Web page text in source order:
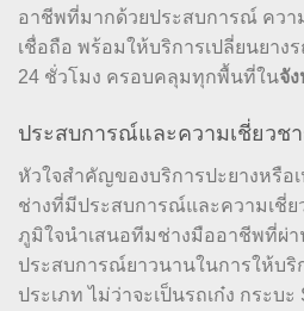
อาชีพที่มากด้วยประสบการณ์ ควา
เชื่อถือ พร้อมให้บริการเปลี่ยนยา
24 ชั่วโมง ครอบคลุมทุกพื้นที่ในจั
ประสบการณ์และความเชี่ยวช
หัวใจสำคัญของบริการปะยางหรือ
ช่างที่มีประสบการณ์และความเชี่ย
ภูมิใจนำเสนอทีมช่างมืออาชีพที่ผ่
ประสบการณ์ยาวนานในการให้บริ
ประเภท ไม่ว่าจะเป็นรถเก๋ง กระบ